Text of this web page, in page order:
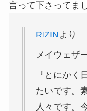
言って下さってまし
RIZINより
メイウェザ
『とにかく
たいです。
人々です。